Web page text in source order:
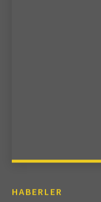
HABERLER